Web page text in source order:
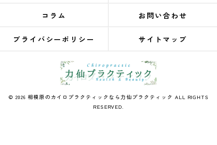
コラム お問い合わせ
プライバシーポリシー サイトマップ
© 2026 相模原のカイロプラクティックなら力仙プラクティック ALL RIGHTS
RESERVED.